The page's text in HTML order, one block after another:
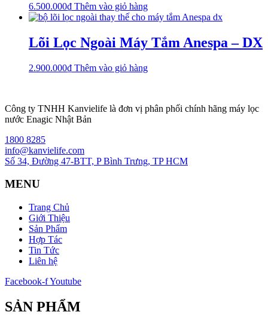
6.500.000₫ Thêm vào giỏ hàng
Lõi Lọc Ngoài Máy Tắm Anespa – DX
2.900.000₫ Thêm vào giỏ hàng
Công ty TNHH Kanvielife là đơn vị phân phối chính hãng máy lọc
nước Enagic Nhật Bản
1800 8285
info@kanvielife.com
Số 34, Đường 47-BTT, P Bình Trưng, TP HCM
MENU
Trang Chủ
Giới Thiệu
Sản Phẩm
Hợp Tác
Tin Tức
Liên hệ
Facebook-fYoutube
SẢN PHẨM